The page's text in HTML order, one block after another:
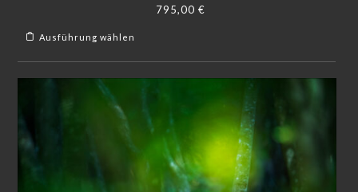
795,00 €
Ausführung wählen